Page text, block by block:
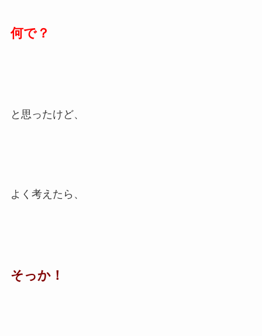
何で？
と思ったけど、
よく考えたら、
そっか！